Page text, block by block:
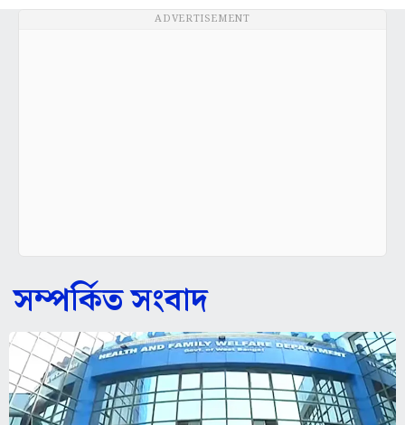
ADVERTISEMENT
সম্পর্কিত সংবাদ